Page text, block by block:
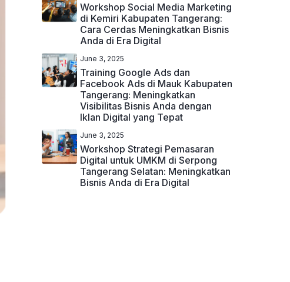
Workshop Social Media Marketing
di Kemiri Kabupaten Tangerang:
Cara Cerdas Meningkatkan Bisnis
Anda di Era Digital
June 3, 2025
Training Google Ads dan
Facebook Ads di Mauk Kabupaten
Tangerang: Meningkatkan
Visibilitas Bisnis Anda dengan
Iklan Digital yang Tepat
June 3, 2025
Workshop Strategi Pemasaran
Digital untuk UMKM di Serpong
Tangerang Selatan: Meningkatkan
Bisnis Anda di Era Digital